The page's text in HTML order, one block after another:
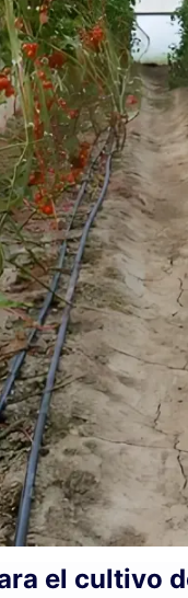
el cultivo